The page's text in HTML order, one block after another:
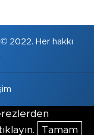
2022. Her hakkı
Tamam